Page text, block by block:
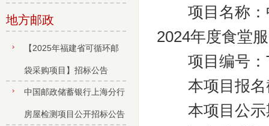
地方邮政
【2025年福建省可循环邮
袋采购项目】招标公告
中国邮政储蓄银行上海分行
房屋检测项目公开招标公告
项目名称：中
2024年度食堂
项目编号：
本项目报名
本项目公示